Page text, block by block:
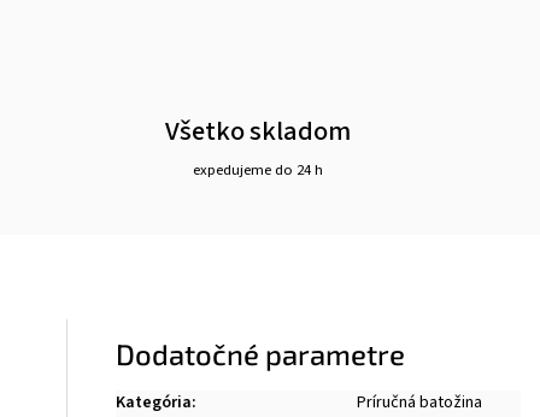
Všetko skladom
expedujeme do 24 h
Dodatočné parametre
Kategória:
Príručná batožina